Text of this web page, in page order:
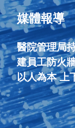
媒體報導
醫院管理局
建員工防火
以人為本 上